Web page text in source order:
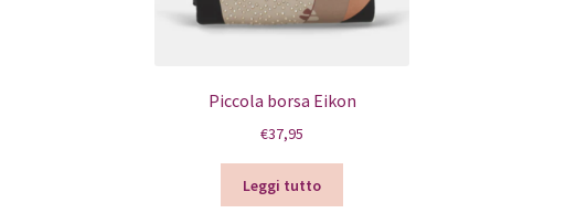
Piccola borsa Eikon
€37,95
Leggi tutto